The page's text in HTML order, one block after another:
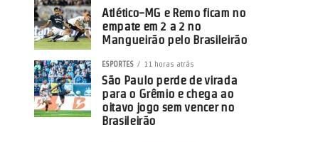
Atlético-MG e Remo ficam no
empate em 2 a 2 no
Mangueirão pelo Brasileirão
ESPORTES 11 horas atrás
São Paulo perde de virada
para o Grêmio e chega ao
oitavo jogo sem vencer no
Brasileirão